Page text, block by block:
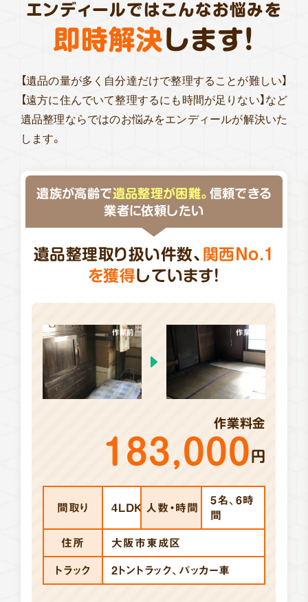
エンディールではこんなお悩みを
即時解決します!
【遺品の量が多く自分達だけで整理することが難しい】
【遠方に住んでいて整理するにも時間が足りない】など
遺品整理ならではのお悩みをエンディールが解決いた
します。
遺族が高齢で遺品整理が困難。 信頼できる
業者に依頼したい
遺品整理取り扱い件数、 関西No.1
を獲得しています!
作業料金
183,000円
作業前 作業後
間取り 4LDK 人数・時間
5名、6時
間
住所 大阪市東成区
トラック 2トントラック、パッカー車